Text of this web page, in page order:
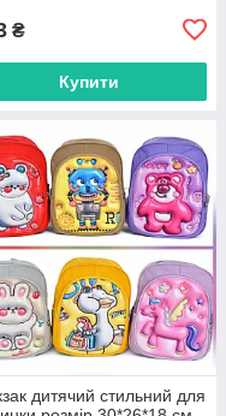
₴
Купити
дитячий стильний для